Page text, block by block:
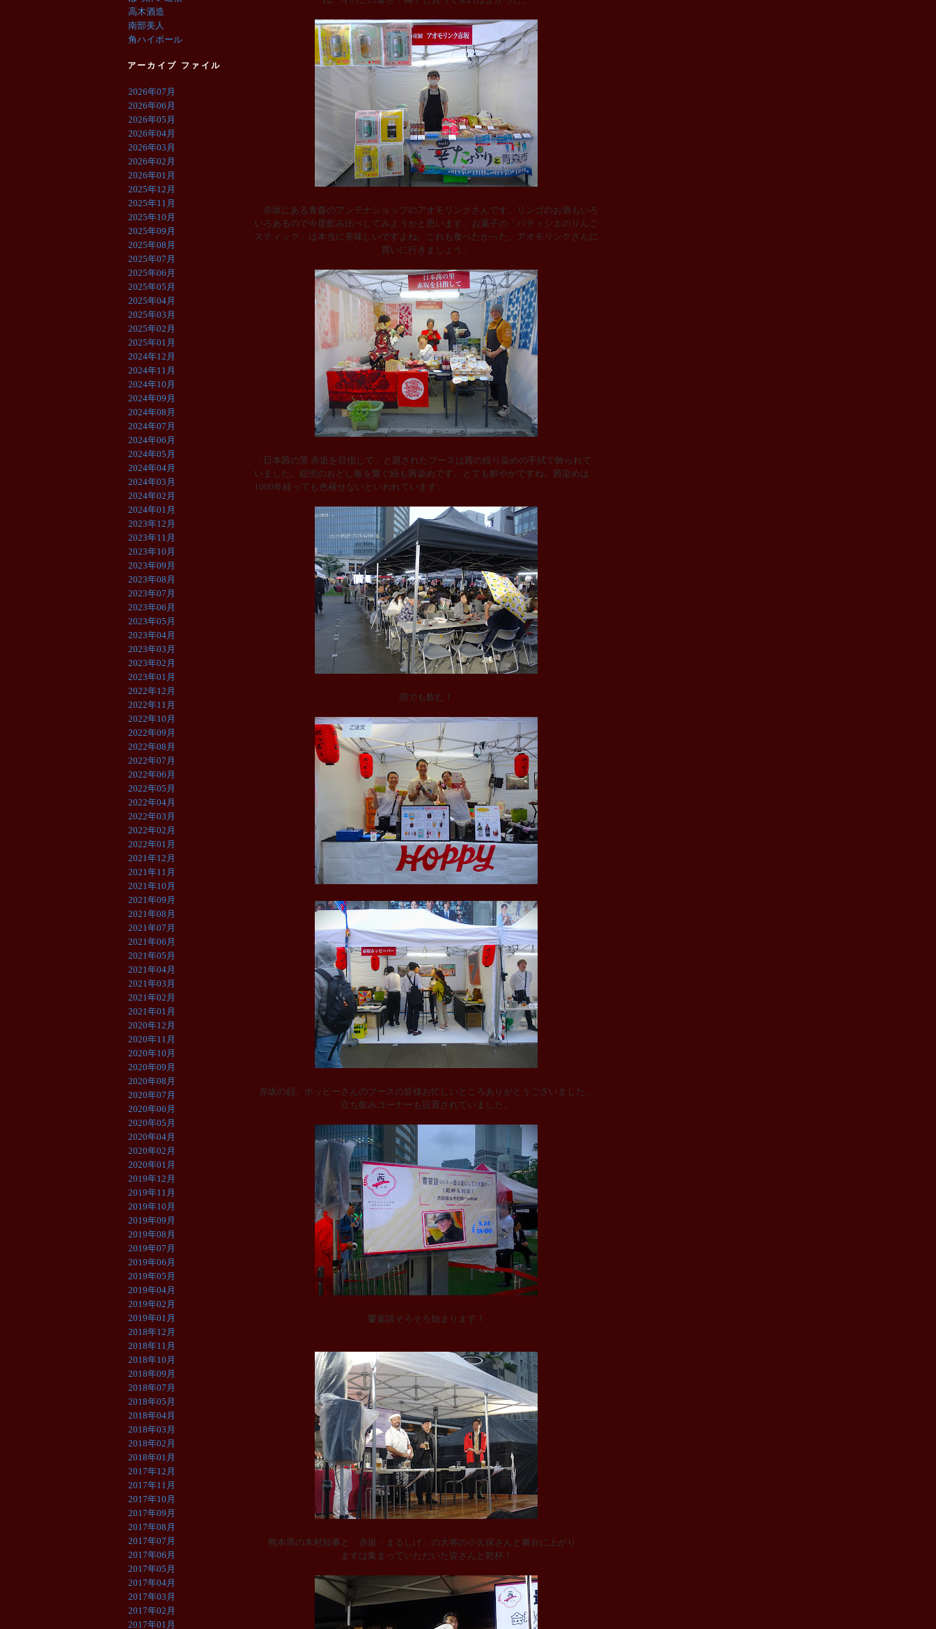
赤坂にある青森のアンテナショップのアオモリンクさんです。リンゴのお酒もいろ
いろあるので今度飲み比べしてみようかと思います。お菓子の「パティシエのりんご
スティック」は本当に美味しいですよね。これも食べたかった。アオモリンクさんに
買いに行きましょう。
「日本茜の里 赤坂を目指して」と題されたブースは茜の絞り染めの手拭で飾られて
いました。鎧兜のおどし板を繋ぐ紐も茜染めです。とても鮮やかですね。茜染めは
1000年経っても色褪せないといわれています。
雨でも飲む！
赤坂の顔、ホッピーさんのブースの皆様お忙しいところありがとうございました。
立ち飲みコーナーも設置されていました。
饗宴談そろそろ始まります！
熊本県の木村知事と「赤坂・まるしげ」の大将の小久保さんと舞台に上がり、
まずは集まっていただいた皆さんと乾杯！
高木酒造
南部美人
角ハイボール
アーカイブ ファイル
2026年07月
2026年06月
2026年05月
2026年04月
2026年03月
2026年02月
2026年01月
2025年12月
2025年11月
2025年10月
2025年09月
2025年08月
2025年07月
2025年06月
2025年05月
2025年04月
2025年03月
2025年02月
2025年01月
2024年12月
2024年11月
2024年10月
2024年09月
2024年08月
2024年07月
2024年06月
2024年05月
2024年04月
2024年03月
2024年02月
2024年01月
2023年12月
2023年11月
2023年10月
2023年09月
2023年08月
2023年07月
2023年06月
2023年05月
2023年04月
2023年03月
2023年02月
2023年01月
2022年12月
2022年11月
2022年10月
2022年09月
2022年08月
2022年07月
2022年06月
2022年05月
2022年04月
2022年03月
2022年02月
2022年01月
2021年12月
2021年11月
2021年10月
2021年09月
2021年08月
2021年07月
2021年06月
2021年05月
2021年04月
2021年03月
2021年02月
2021年01月
2020年12月
2020年11月
2020年10月
2020年09月
2020年08月
2020年07月
2020年06月
2020年05月
2020年04月
2020年02月
2020年01月
2019年12月
2019年11月
2019年10月
2019年09月
2019年08月
2019年07月
2019年06月
2019年05月
2019年04月
2019年02月
2019年01月
2018年12月
2018年11月
2018年10月
2018年09月
2018年07月
2018年05月
2018年04月
2018年03月
2018年02月
2018年01月
2017年12月
2017年11月
2017年10月
2017年09月
2017年08月
2017年07月
2017年06月
2017年05月
2017年04月
2017年03月
2017年02月
2017年01月